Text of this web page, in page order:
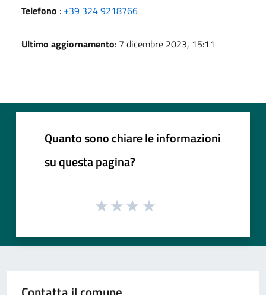
Telefono : +39 324 9218766
Ultimo aggiornamento: 7 dicembre 2023, 15:11
Quanto sono chiare le informazioni
su questa pagina?